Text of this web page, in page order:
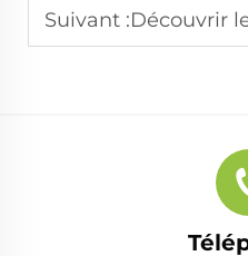
Suivant :Découvrir les bienfaits